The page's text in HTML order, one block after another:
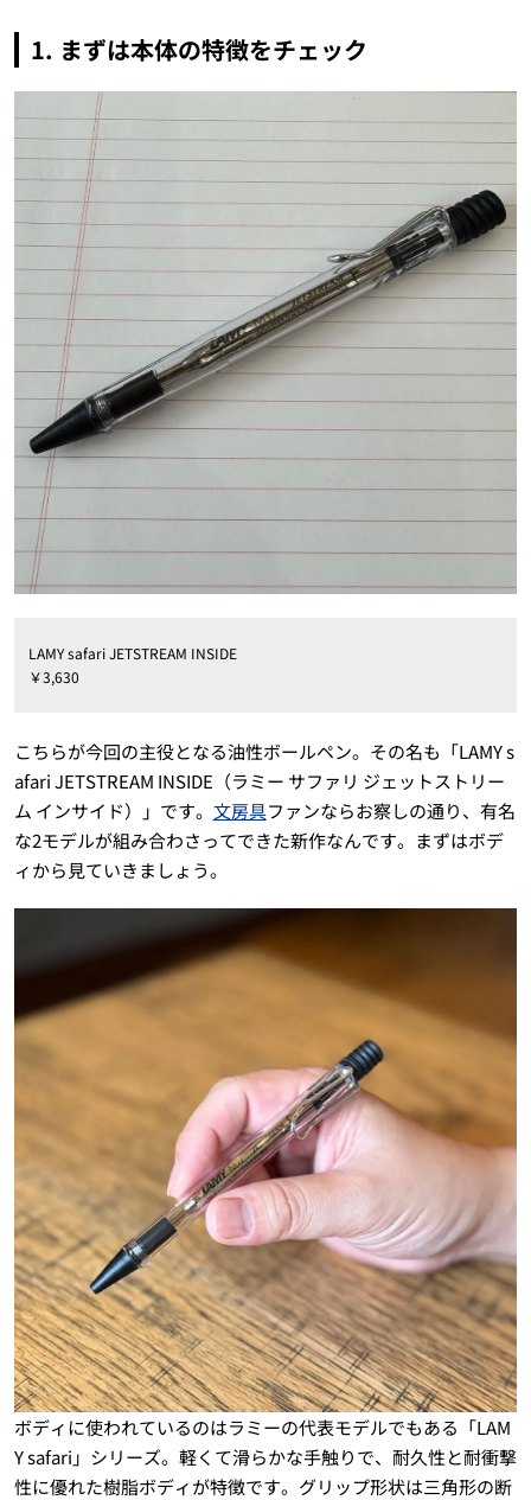
1. まずは本体の特徴をチェック
LAMY safari JETSTREAM INSIDE
￥3,630
こちらが今回の主役となる油性ボールペン。その名も「LAMY s
afari JETSTREAM INSIDE（ラミー サファリ ジェットストリー
ム インサイド）」です。 文房具ファンならお察しの通り、有名
な2モデルが組み合わさってできた新作なんです。まずはボデ
ィから見ていきましょう。
ボディに使われているのはラミーの代表モデルでもある「LAM
Y safari」シリーズ。軽くて滑らかな手触りで、耐久性と耐衝撃
性に優れた樹脂ボディが特徴です。グリップ形状は三角形の断